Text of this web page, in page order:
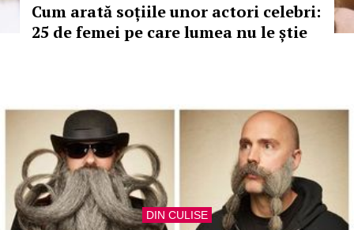
Cum arată soțiile unor actori celebri:
25 de femei pe care lumea nu le știe
DIN CULISE